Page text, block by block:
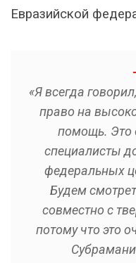
Евразийской
«Я всегда
право на
помощь. Это
специалисты
федеральных
Будем
совместно с
потому что это